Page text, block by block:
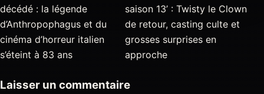
décédé : la légende
d’Anthropophagus et du
cinéma d’horreur italien
s’éteint à 83 ans
saison 13’ : Twisty le Clown
de retour, casting culte et
grosses surprises en
approche
Laisser un commentaire